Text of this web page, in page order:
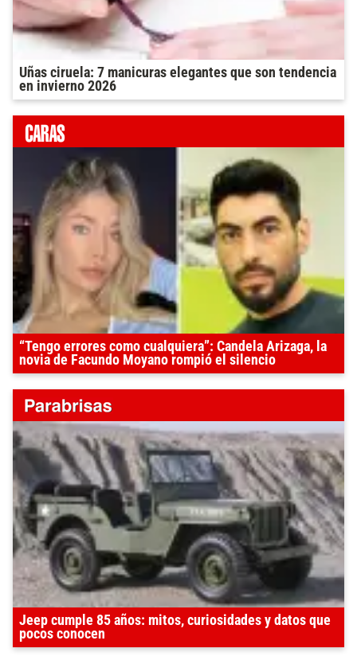
Uñas ciruela: 7 manicuras elegantes que son tendencia
en invierno 2026
“Tengo errores como cualquiera”: Candela Arizaga, la
novia de Facundo Moyano rompió el silencio
Jeep cumple 85 años: mitos, curiosidades y datos que
pocos conocen